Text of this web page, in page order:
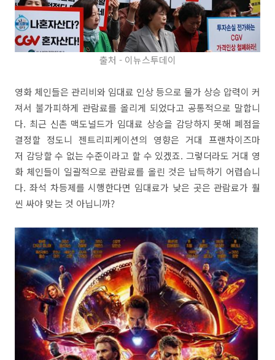
출처 - 이뉴스투데이
영화 체인들은 관리비와 임대료 인상 등으로 물가 상승 압력이 커
져서 불가피하게 관람료를 올리게 되었다고 공통적으로 말합니
다. 최근 신촌 맥도널드가 임대료 상승을 감당하지 못해 폐점을
결정할 정도니 젠트리피케이션의 영향은 거대 프랜차이즈마
저 감당할 수 없는 수준이라고 할 수 있겠죠. 그렇더라도 거대 영
화 체인들이 일괄적으로 관람료를 올린 것은 납득하기 어렵습니
다. 좌석 차등제를 시행한다면 임대료가 낮은 곳은 관람료가 훨
씬 싸야 맞는 것 아닙니까?